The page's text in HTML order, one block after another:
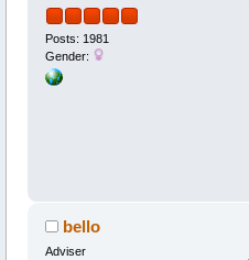
Posts: 1981
Gender:
bello
Adviser